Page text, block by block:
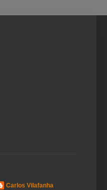
Carlos Vilafanha